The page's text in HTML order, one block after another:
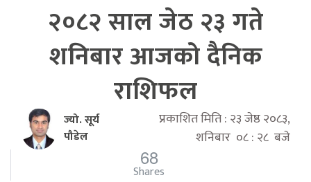
२०८२ साल जेठ २३ गते
शनिबार आजको दैनिक
राशिफल
ज्यो. सूर्य
पौडेल
प्रकाशित मिति : २३ जेष्ठ २०८३,
शनिबार ०८ : २८ बजे
68
Shares